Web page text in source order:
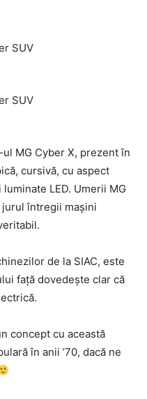
MG Cyber X, prezent în
cursivă, cu aspect
LED. Umerii MG
întregii mașini
de la SIAC, este
față dovedește clar că
concept cu această
în anii ’70, dacă ne